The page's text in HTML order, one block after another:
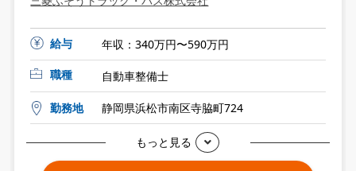
給与
年収：340万円〜590万円
職種
自動車整備士
勤務地 静岡県浜松市南区寺脇町724
もっと見る